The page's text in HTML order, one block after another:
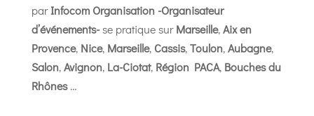
parInfocom Organisation -Organisateur
d’événements-se pratique surMarseille,Aix en
Provence, Nice, Marseille,Cassis,Toulon,Aubagne,
Salon,Avignon, La-Ciotat, Région PACA, Bouches du
Rhônes…